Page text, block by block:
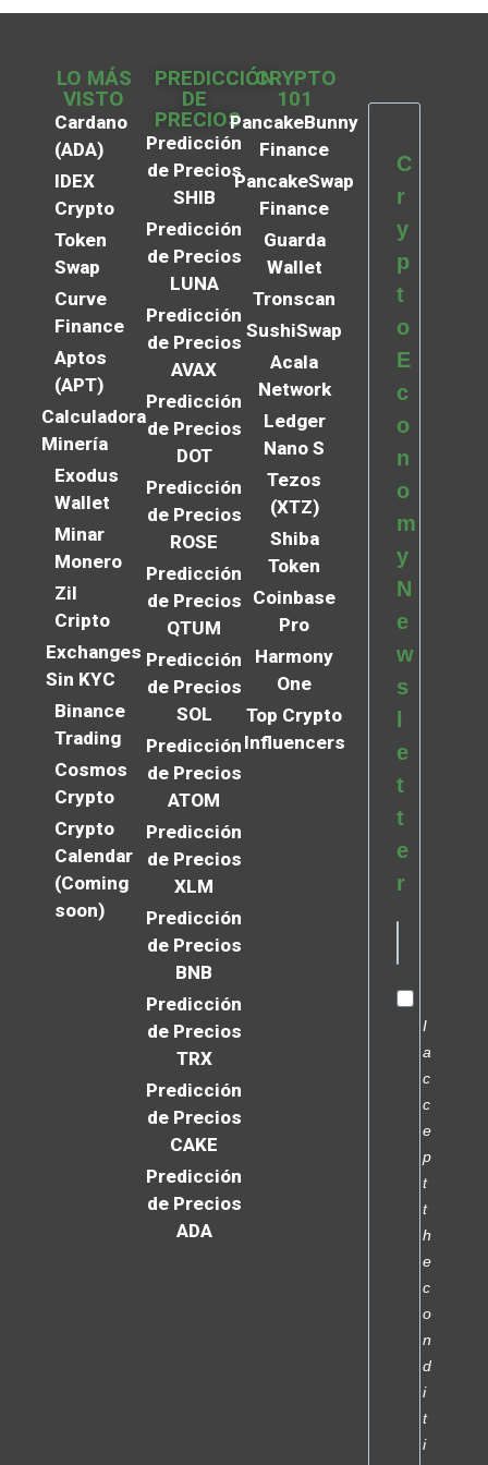
LO MÁS
VISTO
Cardano
(ADA)
IDEX
Crypto
Token
Swap
Curve
Finance
Aptos
(APT)
Calculadora
Minería
Exodus
Wallet
Minar
Monero
Zil
Cripto
Exchanges
Sin KYC
Binance
Trading
Cosmos
Crypto
Crypto
Calendar
(Coming
soon)
PREDICCIÓN
DE
PRECIOS
Predicción
de Precios
SHIB
Predicción
de Precios
LUNA
Predicción
de Precios
AVAX
Predicción
de Precios
DOT
Predicción
de Precios
ROSE
Predicción
de Precios
QTUM
Predicción
de Precios
SOL
Predicción
de Precios
ATOM
Predicción
de Precios
XLM
Predicción
de Precios
BNB
Predicción
de Precios
TRX
Predicción
de Precios
CAKE
Predicción
de Precios
ADA
CRYPTO
101
PancakeBunny
Finance
PancakeSwap
Finance
Guarda
Wallet
Tronscan
SushiSwap
Acala
Network
Ledger
Nano S
Tezos
(XTZ)
Shiba
Token
Coinbase
Pro
Harmony
One
Top Crypto
Influencers
C
r
y
p
t
o
E
c
o
n
o
m
y
N
e
w
s
e
t
t
e
r
I
a
c
c
e
p
t
t
h
e
c
o
n
d
i
t
i